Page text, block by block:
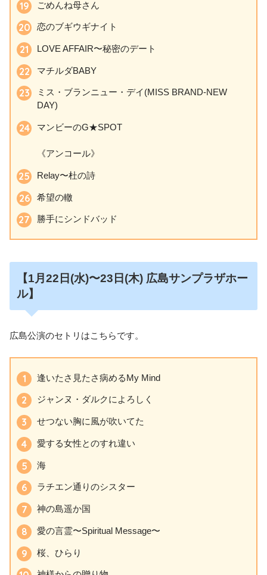
ごめんね母さん
恋のブギウギナイト
LOVE AFFAIR〜秘密のデート
マチルダBABY
ミス・ブランニュー・デイ(MISS BRAND-NEW
DAY)
マンビーのG★SPOT
《アンコール》
Relay〜杜の詩
希望の轍
勝手にシンドバッド
【1月22日 (水)〜23日(木) 広島サンプラザホー
ル】
広島公演のセトリはこちらです。
逢いたさ見たさ病めるMy Mind
ジャンヌ・ダルクによろしく
せつない胸に風が吹いてた
愛する女性とのすれ違い
海
ラチエン通りのシスター
神の島遥か国
愛の言霊〜Spiritual Message〜
桜、ひらり